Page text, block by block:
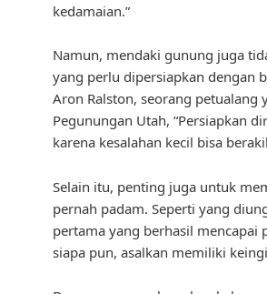
kedamaian.”
Namun, mendaki gunung juga
yang perlu dipersiapkan dengan
Aron Ralston, seorang petualang
Pegunungan Utah, “Persiapkan
karena kesalahan kecil bisa
Selain itu, penting juga untuk
pernah padam. Seperti yang
pertama yang berhasil mencapai
siapa pun, asalkan memiliki